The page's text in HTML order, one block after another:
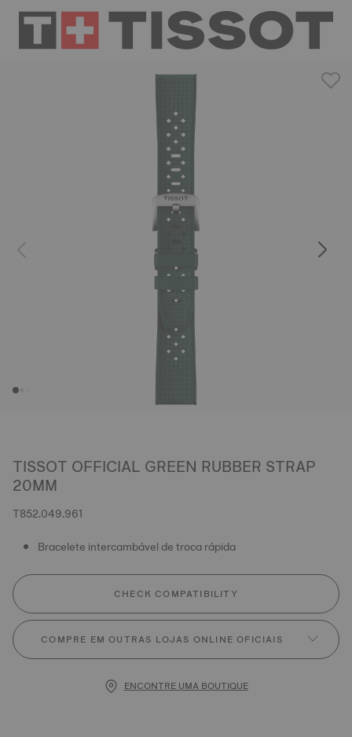
TISSOT OFFICIAL GREEN RUBBER STRAP
20MM
T852.049.961
Bracelete intercambável de troca rápida
CHECK COMPATIBILITY
COMPRE EM OUTRAS LOJAS ONLINE OFICIAIS
ENCONTRE UMA BOUTIQUE